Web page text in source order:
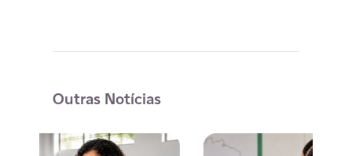
Outras Notícias